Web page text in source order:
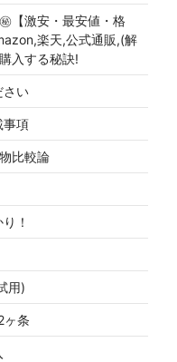
【激安・最安値・格
楽天,公式通販,(解
入する秘訣!
さい
事項
比較論
！
用)
ヶ条